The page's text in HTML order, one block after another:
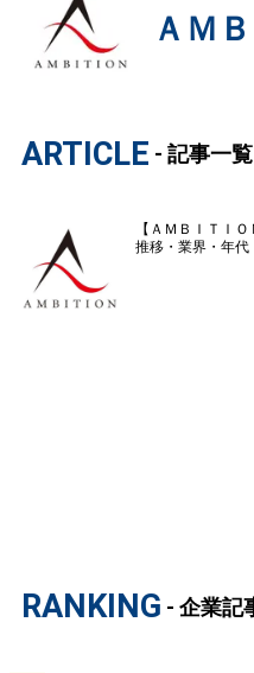
ＡＭ
ARTICLE - 記事一
【ＡＭＢＩＴＩ
推移・業界・年代
RANKING - 企業記